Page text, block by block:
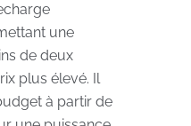
une
de deux
plus élevé. Il
à partir de